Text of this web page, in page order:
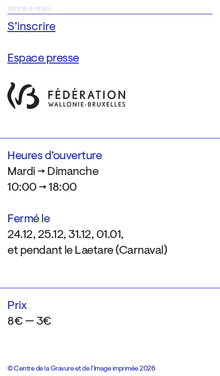
Espace presse
Heures d’ouverture
Mardi → Dimanche
10:00 → 18:00
Fermé le
24.12, 25.12, 31.12, 01.01,
et pendant le Laetare (Carnaval)
Prix
8€ — 3€
© Centre de la Gravure et de l’Image imprimée 2026